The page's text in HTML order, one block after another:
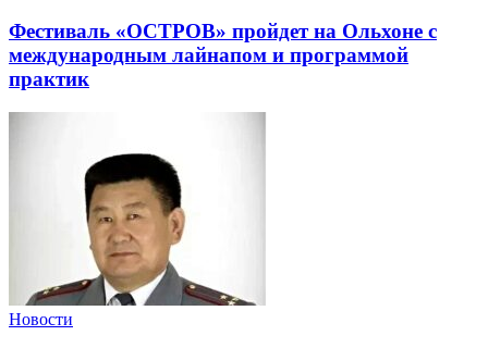
Фестиваль «ОСТРОВ» пройдет на Ольхоне с
международным лайнапом и программой
практик
Новости